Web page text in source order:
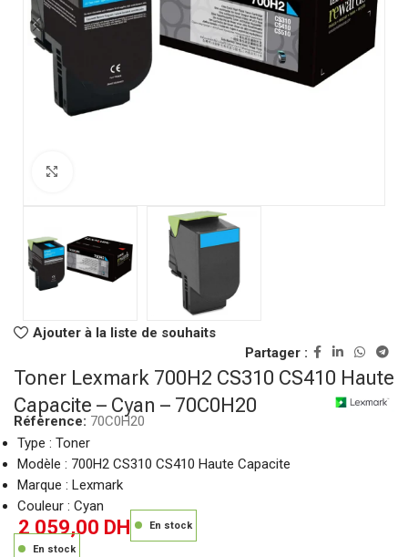
Ajouter à la liste de souhaits
Partager :
Toner Lexmark 700H2 CS310 CS410 Haute
Capacite – Cyan – 70C0H20
Référence: 70C0H20
Type : Toner
Modèle : 700H2 CS310 CS410 Haute Capacite
Marque : Lexmark
Couleur : Cyan
2 059,00 DH
En stock
En stock